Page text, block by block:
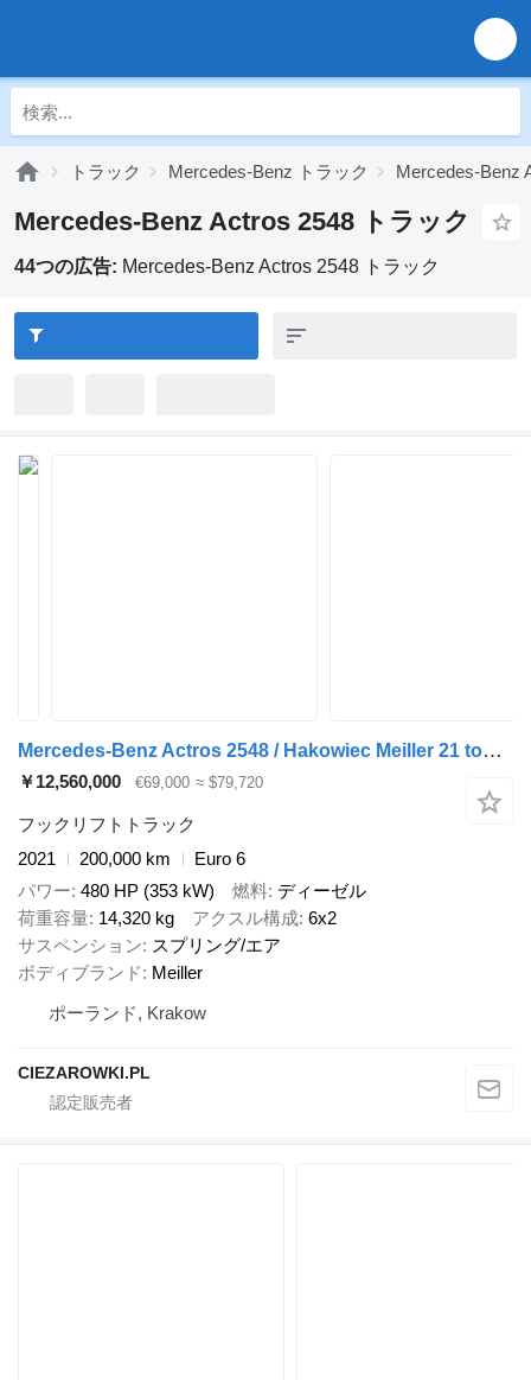
トラック Mercedes-Benz トラック Mercedes-Benz
Mercedes-Benz Actros 2548 トラック
44つの広告: Mercedes-Benz Actros 2548 トラック
Mercedes-Benz Actros 2548 / Hakowiec Meiller 21 ton / 200 tys. km! / 5 szt
￥12,560,000 €69,000 ≈ $79,720
フックリフトトラック
2021
200,000 km
Euro 6
パワー 480 HP (353 kW) 燃料 ディーゼル
荷重容量 14,320 kg アクスル構成 6x2
サスペンション
スプリング/エア
ボディブランド
Meiller
ポーランド, Krakow
CIEZAROWKI.PL